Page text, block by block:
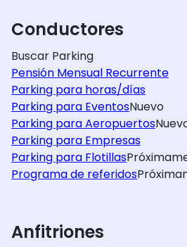
Conductores
Buscar Parking
Pensión Mensual Recurrente
Parking para horas/días
Parking para EventosNuevo
Parking para Aeropuertos
Parking para Empresas
Parking para Flotillas
Programa de referidos
Anfitriones